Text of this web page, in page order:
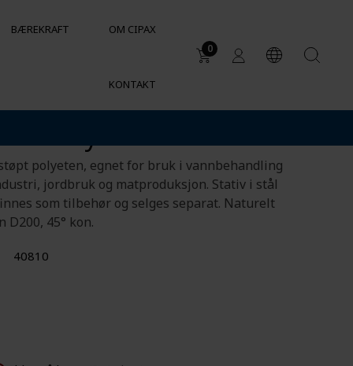
0
Bruker
Kjemikalietanker og
kjemikaliebestandighet
Sylindriske beholdere for VVS
BÆREKRAFT OM CIPAX
KONTAKT
polyeten, egnet for bruk i vannbehandling
jordbruk og matproduksjon. Stativ i stål
som tilbehør og selges separat. Naturelt
D200, 45° kon.
40810